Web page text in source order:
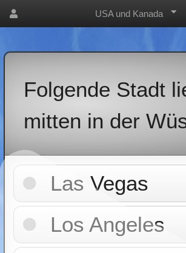
USA und Kanada
Folgende Stadt
mitten in der
Las Vegas
Los Angeles